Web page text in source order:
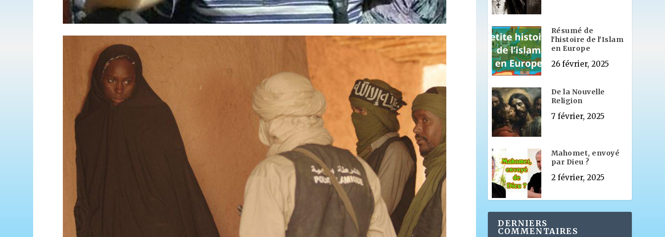
Résumé de
l'histoire de l'Islam
en Europe
26 février, 2025
De la Nouvelle
Religion
7 février, 2025
Mahomet, envoyé
par Dieu ?
2 février, 2025
DERNIERS
COMMENTAIRES